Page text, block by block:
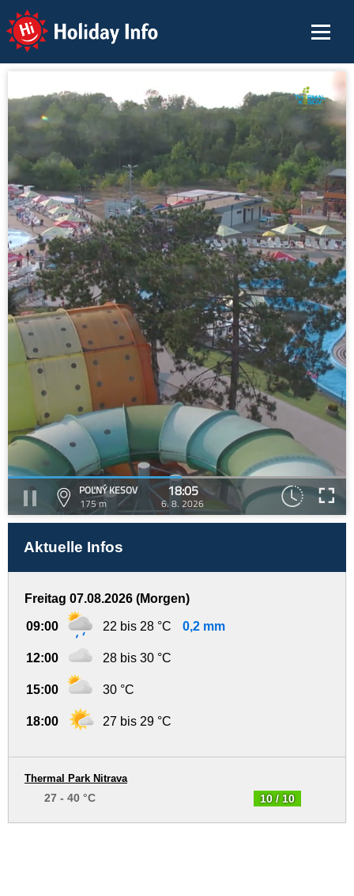
Holiday Info
POĽNÝ KESOV
175 m
18:05
6. 8. 2026
Aktuelle Infos
Freitag 07.08.2026 (Morgen)
09:00 22 bis 28 °C 0,2 mm
12:00 28 bis 30 °C
15:00 30 °C
18:00 27 bis 29 °C
10 / 10
Thermal Park Nitrava
27 - 40 °C